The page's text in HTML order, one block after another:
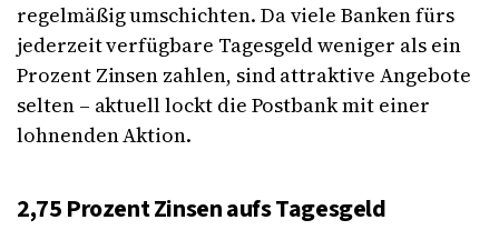
regelmäßig umschichten. Da viele Banken fürs
jederzeit verfügbare Tagesgeld weniger als ein
Prozent Zinsen zahlen, sind attraktive Angebote
selten – aktuell lockt die Postbank mit einer
lohnenden Aktion.
2,75 Prozent Zinsen aufs Tagesgeld